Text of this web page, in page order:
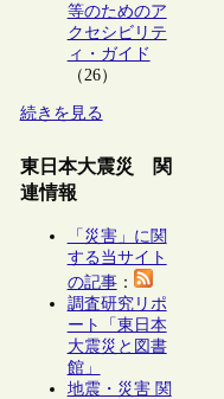
等のためのア
クセシビリテ
ィ・ガイド
（26）
続きを見る
東日本大震災 関
連情報
「災害」に関
する当サイト
の記事：
調査研究リポ
ート「東日本
大震災と図書
館」
地震・災害 関